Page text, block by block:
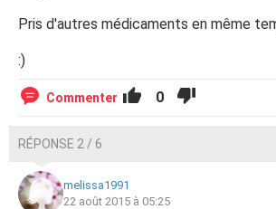
Pris d'autres médicaments en même
:)
Commenter 0
RÉPONSE 2 / 6
melissa1991
22 août 2015 à 05:25